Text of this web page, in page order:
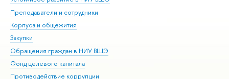
Преподаватели и сотрудники
Корпуса и общежития
Закупки
Обращения граждан в НИУ ВШЭ
Фонд целевого капитала
Противодействие коррупции